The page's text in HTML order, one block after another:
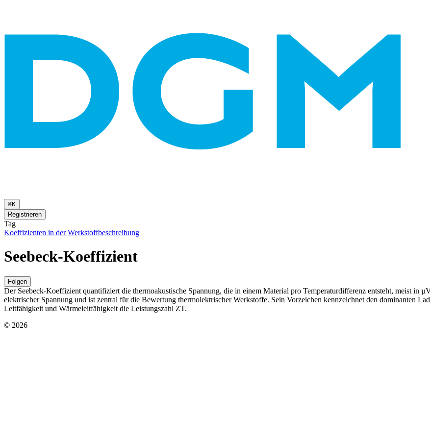
⌘K
Registrieren
Tag
Koeffizienten in der Werkstoffbeschreibung
Seebeck-Koeffizient
Folgen
Der Seebeck-Koeffizient quantifiziert die thermoakustische Spannung, die in einem Material pro Temperaturdifferenz entsteht, meist in
elektrischer Spannung und ist zentral für die Bewertung thermolektrischer Werkstoffe. Sein Vorzeichen kennzeichnet den dominanten
Leitfähigkeit und Wärmeleitfähigkeit die Leistungszahl ZT.
© 2026